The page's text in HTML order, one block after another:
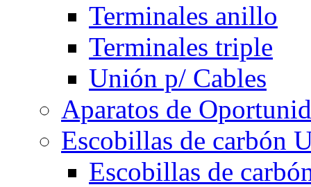
Terminales anillo
Terminales triple
Unión p/ Cables
Aparatos de
Escobillas de carbón
Escobillas de